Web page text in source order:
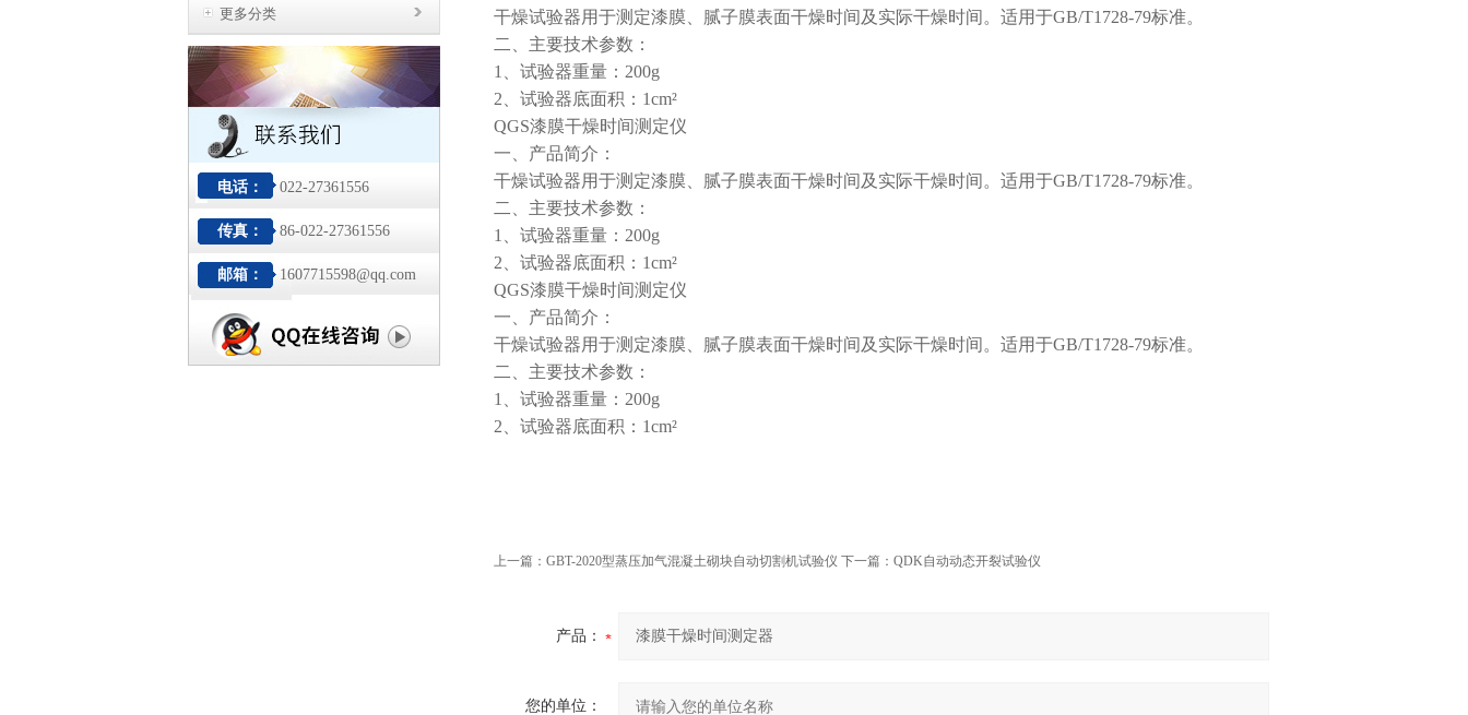
更多分类
电话： 022-27361556
传真： 86-022-27361556
邮箱： 1607715598@qq.com
干燥试验器用于测定漆膜、腻子膜表面干燥时间及实际干燥时间。适用于GB/T1728-79标准。
二、主要技术参数：
1、 试验器重量： 200g
2、 试验器底面积： 1cm²
QGS漆膜干燥时间测定仪
一、产品简介：
干燥试验器用于测定漆膜、腻子膜表面干燥时间及实际干燥时间。适用于GB/T1728-79标准。
二、主要技术参数：
1、 试验器重量： 200g
2、 试验器底面积： 1cm²
QGS漆膜干燥时间测定仪
一、产品简介：
干燥试验器用于测定漆膜、腻子膜表面干燥时间及实际干燥时间。适用于GB/T1728-79标准。
二、主要技术参数：
1、 试验器重量： 200g
2、 试验器底面积： 1cm²
上一篇： GBT-2020型蒸压加气混凝土砌块自动切割机试验仪 下一篇： QDK自动动态开裂试验仪
产品：
您的单位：